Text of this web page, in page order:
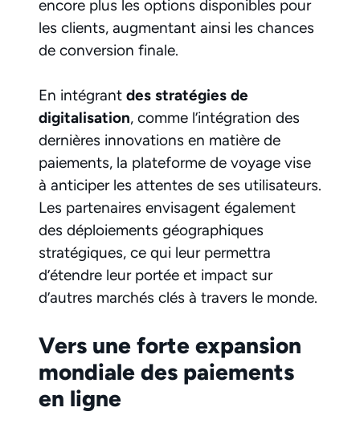
encore plus les options disponibles pour
les clients, augmentant ainsi les chances
de conversion finale.
En intégrant des stratégies de
digitalisation, comme l’intégration des
dernières innovations en matière de
paiements, la plateforme de voyage vise
à anticiper les attentes de ses utilisateurs.
Les partenaires envisagent également
des déploiements géographiques
stratégiques, ce qui leur permettra
d’étendre leur portée et impact sur
d’autres marchés clés à travers le monde.
Vers une forte expansion
mondiale des paiements
en ligne